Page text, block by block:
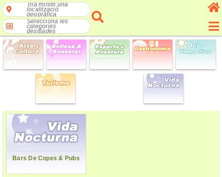
Tria mínim una
localització
geogràfica
Selecciona les
categories
desitjades
Bars De Copes & Pubs